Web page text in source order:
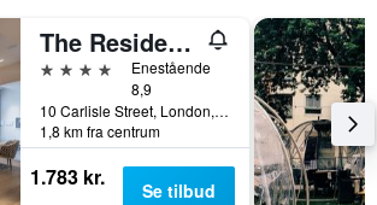
The Resident Soho
4 stjerner
Enestående
8,9
10 Carlisle Street, London, Storbritannien
1,8 km fra centrum
1.783 kr. Se tilbud